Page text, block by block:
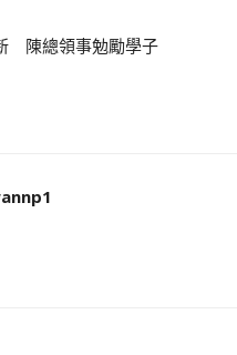
陳總領事勉勵學子